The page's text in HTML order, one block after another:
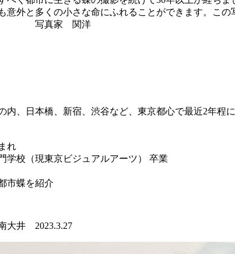
外と多くの小さな命にふれることができます。この
関洋
内、日本橋、新宿、渋谷など、東京都心で最近2年程
れ
学校（現東京ビジュアルアーツ） 卒業
市蝶を紹介
大井 2023.3.27